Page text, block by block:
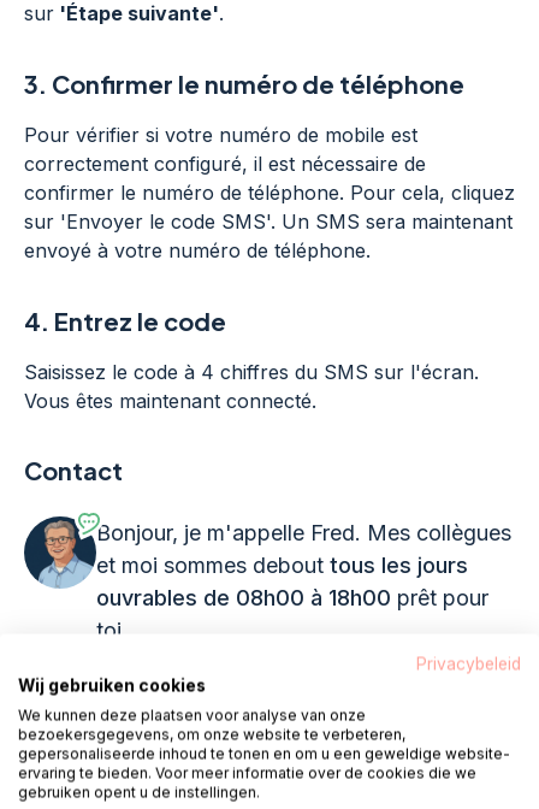
sur 'Étape suivante'.
3. Confirmer le numéro de téléphone
Pour vérifier si votre numéro de mobile est
correctement configuré, il est nécessaire de
confirmer le numéro de téléphone. Pour cela, cliquez
sur 'Envoyer le code SMS'. Un SMS sera maintenant
envoyé à votre numéro de téléphone.
4. Entrez le code
Saisissez le code à 4 chiffres du SMS sur l'écran.
Vous êtes maintenant connecté.
Contact
Bonjour, je m'appelle Fred. Mes collègues
et moi sommes debout tous les jours
ouvrables de 08h00 à 18h00 prêt pour
toi.
Appel 085 - 1304 575
Nous vous appelons Chat
Privacybeleid
Wij gebruiken cookies
We kunnen deze plaatsen voor analyse van onze
bezoekersgegevens, om onze website te verbeteren,
gepersonaliseerde inhoud te tonen en om u een geweldige website-
ervaring te bieden. Voor meer informatie over de cookies die we
gebruiken opent u de instellingen.